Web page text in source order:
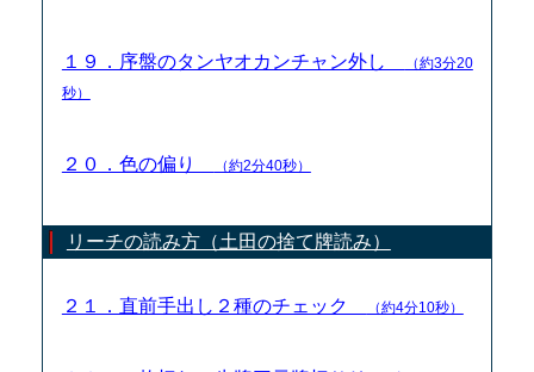
１９．序盤のタンヤオカンチャン外し
（約3分20
秒）
２０．色の偏り （約2分40秒）
リーチの読み方（土田の捨て牌読み）
２１．直前手出し２種のチェック （約4分10秒）